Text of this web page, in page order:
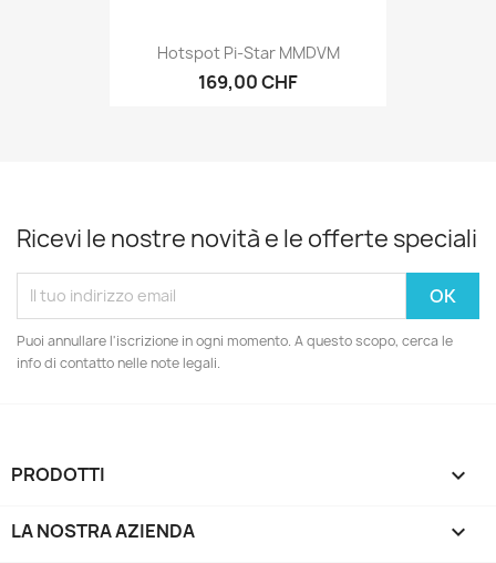
Hotspot Pi-Star MMDVM
169,00 CHF
Ricevi le nostre novità e le offerte speciali
Puoi annullare l'iscrizione in ogni momento. A questo scopo, cerca le
info di contatto nelle note legali.
PRODOTTI 
LA NOSTRA AZIENDA 